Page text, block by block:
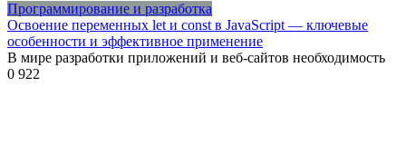
Программирование и разработка
Освоение переменных let и const в JavaScript — ключевые
особенности и эффективное применение
В мире разработки приложений и веб-сайтов необходимость
0 922